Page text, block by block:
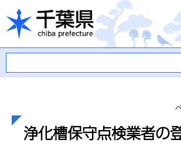
千葉県
浄化槽保守点検業者の